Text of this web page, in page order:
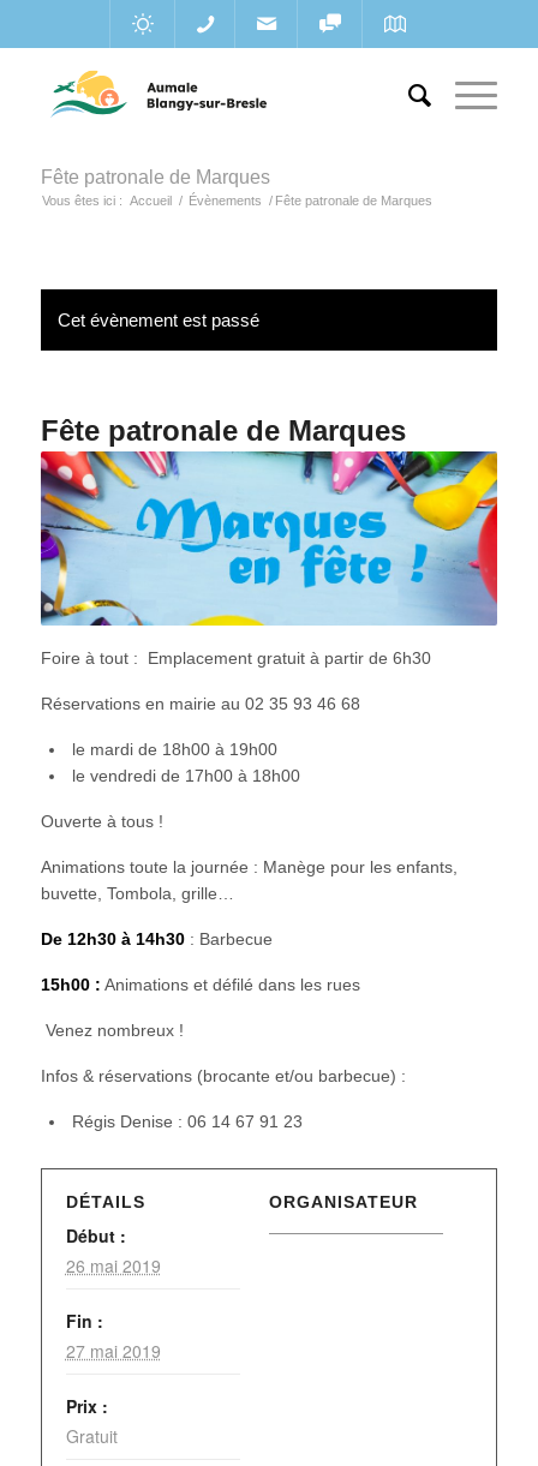
Fête patronale de Marques
Vous êtes ici : Accueil / Évènements / Fête patronale de Marques
Cet évènement est passé
Fête patronale de Marques
Foire à tout : Emplacement gratuit à partir de 6h30
Réservations en mairie au 02 35 93 46 68
le mardi de 18h00 à 19h00
le vendredi de 17h00 à 18h00
Ouverte à tous !
Animations toute la journée : Manège pour les enfants,
buvette, Tombola, grille…
De 12h30 à 14h30: Barbecue
15h00 : Animations et défilé dans les rues
Venez nombreux !
Infos & réservations (brocante et/ou barbecue) :
Régis Denise : 06 14 67 91 23
DÉTAILS
Début :
26 mai 2019
Fin :
27 mai 2019
Prix :
Gratuit
ORGANISATEUR